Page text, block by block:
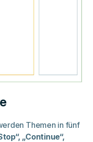
Themen in fünf
„Continue“,